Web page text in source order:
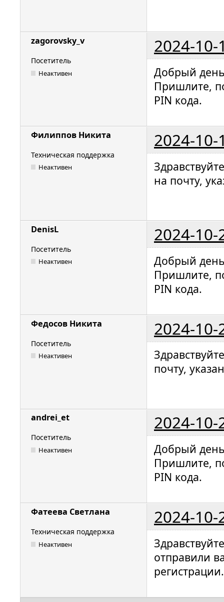
zagorovsky_v 2024-10-
Посетитель
Неактивен
Добрый
Пришлите,
PIN кода.
Филиппов Никита 2024-10-
Техническая поддержка
Неактивен
на почту,
DenisL 2024-10-
Посетитель
Неактивен
Добрый
Пришлите,
PIN кода.
Федосов Никита 2024-10-
Посетитель
Неактивен
почту,
andrei_et 2024-10-
Посетитель
Неактивен
Добрый
Пришлите,
PIN кода.
Фатеева Светлана 2024-10-
Техническая поддержка
Неактивен
отправили
регистрации.